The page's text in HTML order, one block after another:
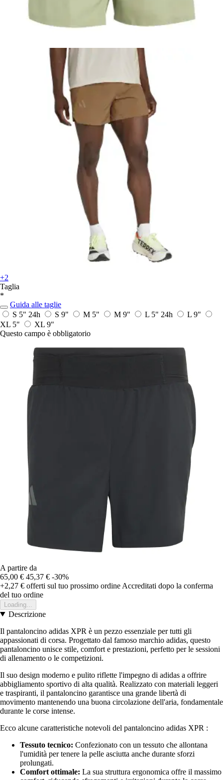
+2
Taglia
*
Guida alle taglie
S 5" 24h S 9" M 5" M 9" L 5" 24h
L 9"
XL 5"
XL 9"
Questo campo è obbligatorio
A partire da
65,00 € 45,37 € -30%
+2,27 € offerti sul tuo prossimo ordine Accreditati dopo la conferma
del tuo ordine
Loading...
Descrizione
Il pantaloncino adidas XPR è un pezzo essenziale per tutti gli
appassionati di corsa. Progettato dal famoso marchio adidas, questo
pantaloncino unisce stile, comfort e prestazioni, perfetto per le sessioni
di allenamento o le competizioni.
Il suo design moderno e pulito riflette l'impegno di adidas a offrire
abbigliamento sportivo di alta qualità. Realizzato con materiali leggeri
e traspiranti, il pantaloncino garantisce una grande libertà di
movimento mantenendo una buona circolazione dell'aria, fondamentale
durante le corse intense.
Ecco alcune caratteristiche notevoli del pantaloncino adidas XPR :
Tessuto tecnico: Confezionato con un tessuto che allontana
l'umidità per tenere la pelle asciutta anche durante sforzi
prolungati.
Comfort ottimale: La sua struttura ergonomica offre il massimo